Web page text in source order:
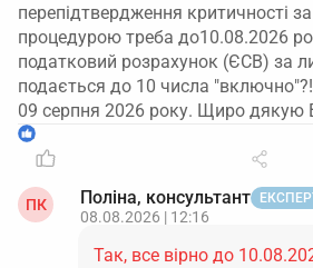
перепідтвердження критичності
процедурою треба до10.08.2026
податковий розрахунок (ЄСВ) за
подається до 10 числа
09 серпня 2026 року. Щиро дякую
1
ПК Поліна, консультант
08.08.2026 | 12:16
Так, все вірно до